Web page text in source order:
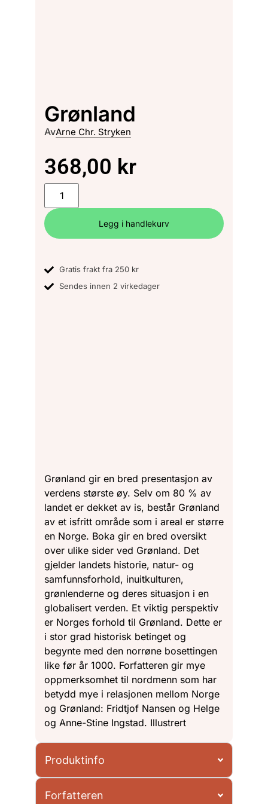
Grønland
AvArne Chr. Stryken
368,00 kr
Legg i handlekurv
Gratis frakt fra 250 kr
Sendes innen 2 virkedager
Grønland gir en bred presentasjon av
verdens største øy. Selv om 80 % av
landet er dekket av is, består Grønland
av et isfritt område som i areal er større
en Norge. Boka gir en bred oversikt
over ulike sider ved Grønland. Det
gjelder landets historie, natur- og
samfunnsforhold, inuitkulturen,
grønlenderne og deres situasjon i en
globalisert verden. Et viktig perspektiv
er Norges forhold til Grønland. Dette er
i stor grad historisk betinget og
begynte med den norrøne bosettingen
like før år 1000. Forfatteren gir mye
oppmerksomhet til nordmenn som har
betydd mye i relasjonen mellom Norge
og Grønland: Fridtjof Nansen og Helge
og Anne-Stine Ingstad. Illustrert
Produktinfo
Forfatteren